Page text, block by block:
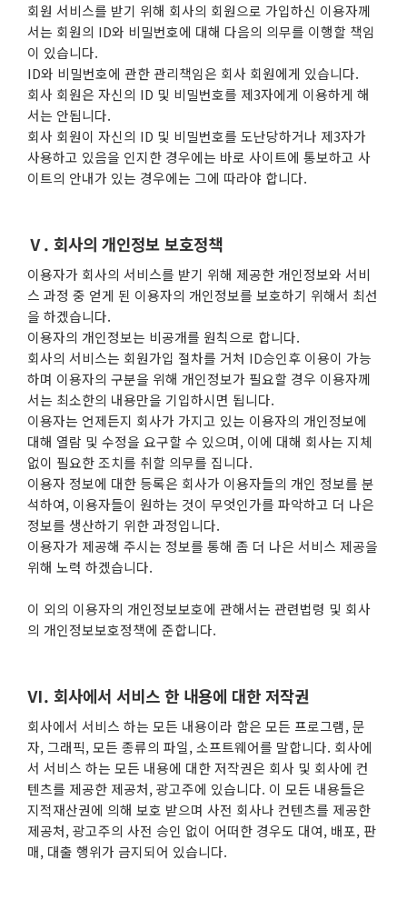
회원 서비스를 받기 위해 회사의 회원으로 가입하신 이용자께
서는 회원의 ID와 비밀번호에 대해 다음의 의무를 이행할 책임
이 있습니다.
ID와 비밀번호에 관한 관리책임은 회사 회원에게 있습니다.
회사 회원은 자신의 ID 및 비밀번호를 제3자에게 이용하게 해
서는 안됩니다.
회사 회원이 자신의 ID 및 비밀번호를 도난당하거나 제3자가
사용하고 있음을 인지한 경우에는 바로 사이트에 통보하고 사
이트의 안내가 있는 경우에는 그에 따라야 합니다.
Ⅴ. 회사의 개인정보 보호정책
이용자가 회사의 서비스를 받기 위해 제공한 개인정보와 서비
스 과정 중 얻게 된 이용자의 개인정보를 보호하기 위해서 최선
을 하겠습니다.
이용자의 개인정보는 비공개를 원칙으로 합니다.
회사의 서비스는 회원가입 절차를 거처 ID승인후 이용이 가능
하며 이용자의 구분을 위해 개인정보가 필요할 경우 이용자께
서는 최소한의 내용만을 기입하시면 됩니다.
이용자는 언제든지 회사가 가지고 있는 이용자의 개인정보에
대해 열람 및 수정을 요구할 수 있으며, 이에 대해 회사는 지체
없이 필요한 조치를 취할 의무를 집니다.
이용자 정보에 대한 등록은 회사가 이용자들의 개인 정보를 분
석하여, 이용자들이 원하는 것이 무엇인가를 파악하고 더 나은
정보를 생산하기 위한 과정입니다.
이용자가 제공해 주시는 정보를 통해 좀 더 나은 서비스 제공을
위해 노력 하겠습니다.
이 외의 이용자의 개인정보보호에 관해서는 관련법령 및 회사
의 개인정보보호정책에 준합니다.
Ⅵ. 회사에서 서비스 한 내용에 대한 저작권
회사에서 서비스 하는 모든 내용이라 함은 모든 프로그램, 문
자, 그래픽, 모든 종류의 파일, 소프트웨어를 말합니다. 회사에
서 서비스 하는 모든 내용에 대한 저작권은 회사 및 회사에 컨
텐츠를 제공한 제공처, 광고주에 있습니다. 이 모든 내용들은
지적재산권에 의해 보호 받으며 사전 회사나 컨텐츠를 제공한
제공처, 광고주의 사전 승인 없이 어떠한 경우도 대여, 배포, 판
매, 대출 행위가 금지되어 있습니다.